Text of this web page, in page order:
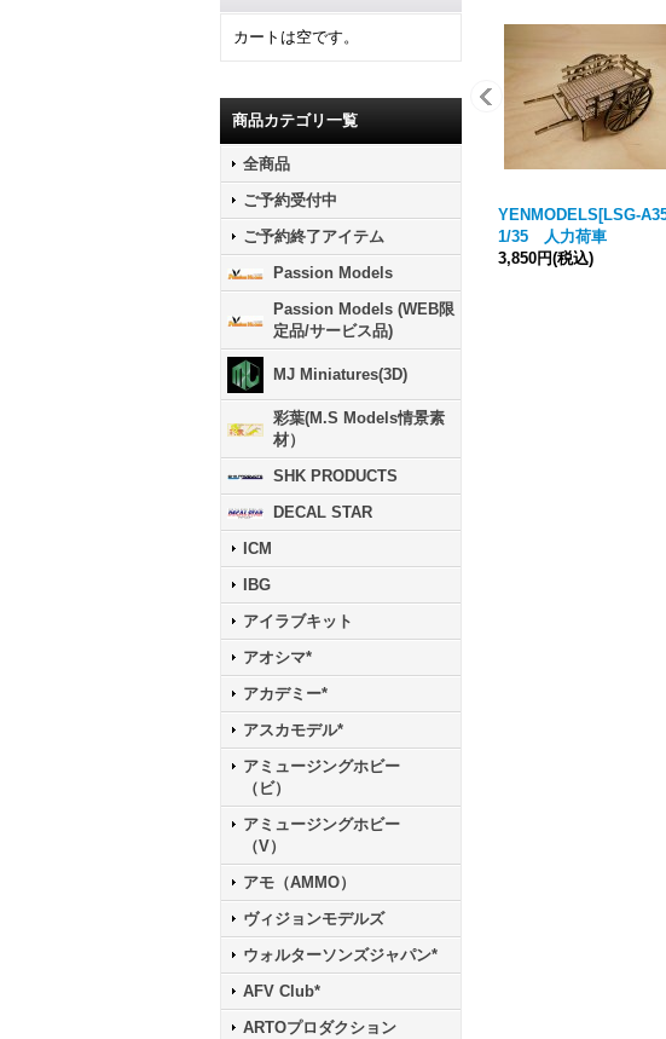
カートは空です。
商品カテゴリ一覧
全商品
ご予約受付中
ご予約終了アイテム
Passion Models
Passion Models (WEB限
定品/サービス品)
MJ Miniatures(3D)
彩葉(M.S Models情景素
材）
SHK PRODUCTS
DECAL STAR
ICM
IBG
アイラブキット
アオシマ*
アカデミー*
アスカモデル*
アミュージングホビー
（ビ）
アミュージングホビー
（V）
アモ（AMMO）
ヴィジョンモデルズ
ウォルターソンズジャパン*
AFV Club*
ARTOプロダクション
YENMODELS[LSG-
1/35 人力荷車
3,850円(税込)